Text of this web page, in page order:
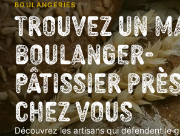
BOULANGERIES
Trouvez un
Boulanger-
Pâtissier
chez vous
Découvrez les artisans qui défendent le